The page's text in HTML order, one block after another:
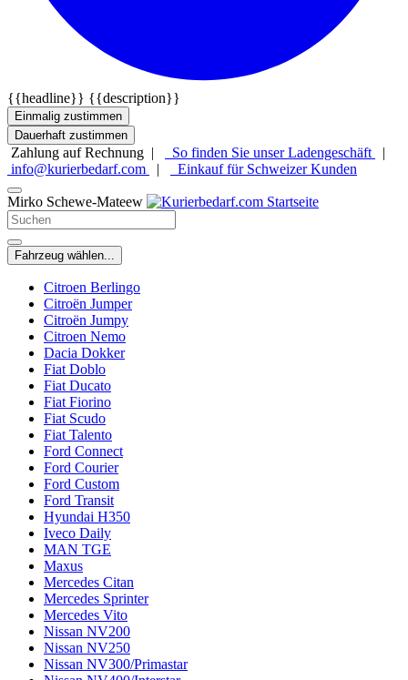
{{headline}} {{description}}
Einmalig zustimmen
Dauerhaft zustimmen
Zahlung auf Rechnung | So finden Sie unser Ladengeschäft
|
info@kurierbedarf.com
| Einkauf für Schweizer Kunden
Mirko Schewe-Mateew
Fahrzeug wählen...
Citroen Berlingo
Citroën Jumper
Citroën Jumpy
Citroen Nemo
Dacia Dokker
Fiat Doblo
Fiat Ducato
Fiat Fiorino
Fiat Scudo
Fiat Talento
Ford Connect
Ford Courier
Ford Custom
Ford Transit
Hyundai H350
Iveco Daily
MAN TGE
Maxus
Mercedes Citan
Mercedes Sprinter
Mercedes Vito
Nissan NV200
Nissan NV250
Nissan NV300/Primastar